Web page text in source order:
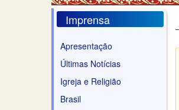
Imprensa
Apresentação
Últimas Notícias
Igreja e Religião
Brasil